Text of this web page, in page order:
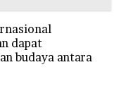
dapat
budaya antara